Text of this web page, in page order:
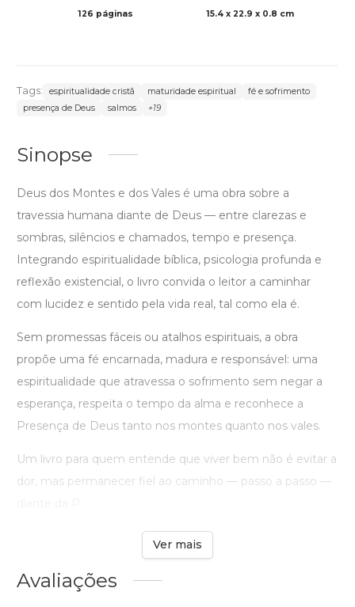
126 páginas 15.4 x 22.9 x 0.8 cm
Tags: espiritualidade cristã maturidade espiritual
fé e sofrimento
presença de Deus
salmos +19
Sinopse
Deus dos Montes e dos Vales é uma obra sobre a
travessia humana diante de Deus — entre clarezas e
sombras, silêncios e chamados, tempo e presença.
Integrando espiritualidade bíblica, psicologia profunda e
reflexão existencial, o livro convida o leitor a caminhar
com lucidez e sentido pela vida real, tal como ela é.
Sem promessas fáceis ou atalhos espirituais, a obra
propõe uma fé encarnada, madura e responsável: uma
espiritualidade que atravessa o sofrimento sem negar a
esperança, respeita o tempo da alma e reconhece a
Presença de Deus tanto nos montes quanto nos vales.
Um livro para quem entende que viver bem não é evitar a
dor, mas permanecer fiel ao caminho — passo a passo —
Ver mais
Avaliações